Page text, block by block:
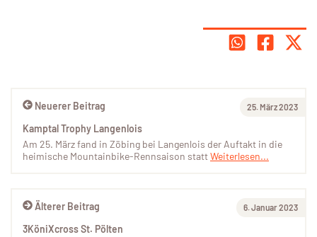
Älterer Beitrag 6. Januar 2023
3KöniXcross St. Pölten
Neuerer Beitrag 25. März 2023
Kamptal Trophy Langenlois
Am 25. März fand in Zöbing bei Langenlois der Auftakt in die
heimische Mountainbike-Rennsaison stattWeiterlesen...